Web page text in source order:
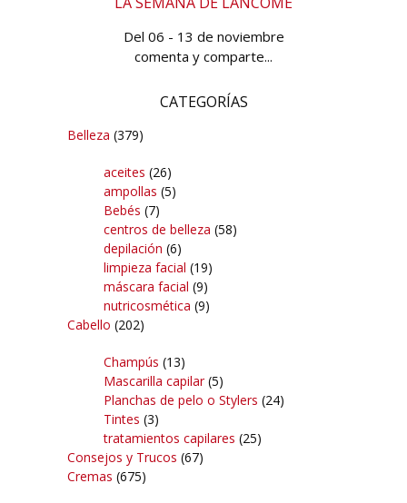
Del 06 - 13 de noviembre
comenta y comparte...
CATEGORÍAS
Belleza (379)
aceites (26)
ampollas (5)
Bebés (7)
centros de belleza (58)
depilación (6)
limpieza facial (19)
máscara facial (9)
nutricosmética (9)
Cabello (202)
Champús (13)
Mascarilla capilar(5)
Planchas de pelo o Stylers (24)
Tintes (3)
tratamientos capilares (25)
Consejos y Trucos (67)
Cremas (675)